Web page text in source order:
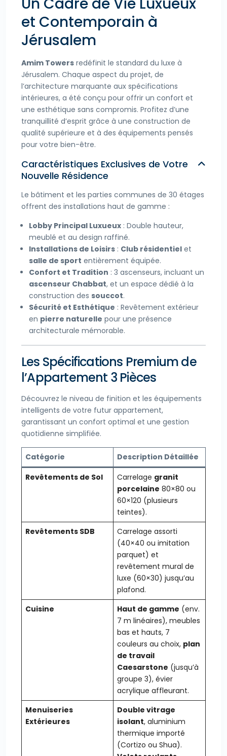
et Contemporain à
Jérusalem
Amim Towers redéfinit le standard du luxe à
Jérusalem. Chaque aspect du projet, de
l’architecture marquante aux spécifications
intérieures, a été conçu pour offrir un confort et
une esthétique sans compromis. Profitez d’une
tranquillité d’esprit grâce à une construction de
qualité supérieure et à des équipements pensés
pour votre bien-être.
Caractéristiques Exclusives de Votre
Nouvelle Résidence
Le bâtiment et les parties communes de 30 étages
offrent des installations haut de gamme :
Lobby Principal Luxueux : Double hauteur,
meublé et au design raffiné.
Installations de Loisirs : Club résidentiel et
salle de sport entièrement équipée.
Confort et Tradition : 3 ascenseurs, incluant un
ascenseur Chabbat, et un espace dédié à la
construction des souccot.
Sécurité et Esthétique : Revêtement extérieur
en pierre naturelle pour une présence
architecturale mémorable.
Les Spécifications Premium de
l’Appartement 3 Pièces
Découvrez le niveau de finition et les équipements
intelligents de votre futur appartement,
garantissant un confort optimal et une gestion
quotidienne simplifiée.
Catégorie
Description Détaillée
Revêtements de Sol
Carrelage granit
porcelaine 80×80 ou
60×120 (plusieurs
teintes).
Revêtements SDB
Carrelage assorti
(40×40 ou imitation
parquet) et
revêtement mural de
luxe (60×30) jusqu’au
plafond.
Cuisine
Haut de gamme (env.
7 m linéaires), meubles
bas et hauts, 7
couleurs au choix, plan
de travail
Caesarstone (jusqu’à
groupe 3), évier
acrylique affleurant.
Menuiseries
Extérieures
Double vitrage
isolant, aluminium
thermique importé
(Cortizo ou Shua).